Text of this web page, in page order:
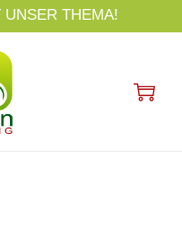
UNSER THEMA!